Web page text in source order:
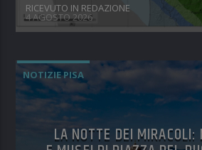
RICEVUTO IN REDAZIONE
4 AGOSTO 2026
NOTIZIE PISA
LA NOTTE DEI